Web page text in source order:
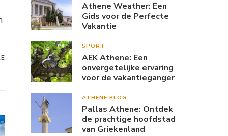
Athene Weather: Een
Gids voor de Perfecte
Vakantie
SPORT
AEK Athene: Een
onvergetelijke ervaring
voor de vakantieganger
ATHENE BLOG
Pallas Athene: Ontdek
de prachtige hoofdstad
van Griekenland